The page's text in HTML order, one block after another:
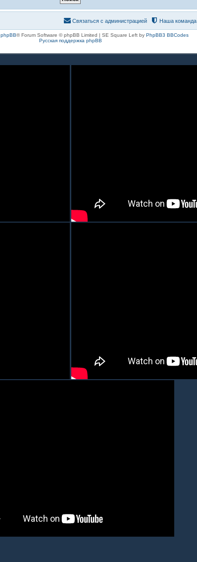
Наша команда
Связаться с администрацией
phpBB® Forum Software © phpBB Limited | SE Square Left by PhpBB3 BBCodes
Русская поддержка phpBB